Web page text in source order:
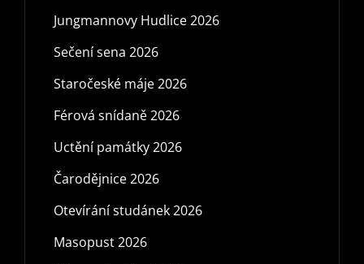
Jungmannovy Hudlice 2026
Sečení sena 2026
Staročeské máje 2026
Férová snídaně 2026
Uctění památky 2026
Čarodějnice 2026
Otevírání studánek 2026
Masopust 2026